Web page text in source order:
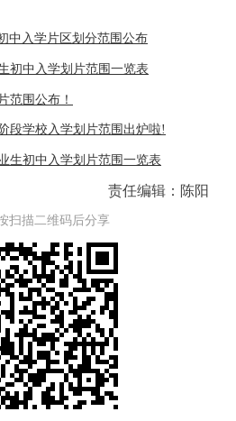
中入学片区划分范围公布
初中入学划片范围一览表
范围公布！
段学校入学划片范围出炉啦!
生初中入学划片范围一览表
责任编辑：陈阳
扫描二维码后分享